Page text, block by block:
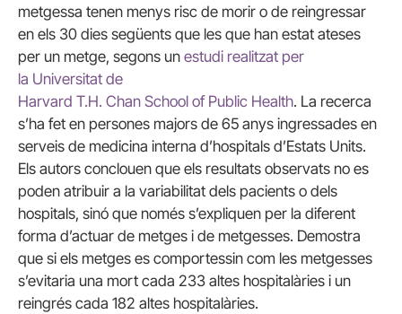
metgessa tenen menys risc de morir o de reingressar
en els 30 dies següents que les que han estat ateses
per un metge, segons un estudi realitzat per
la Universitat de
Harvard T.H. Chan School of Public Health. La recerca
s’ha fet en persones majors de 65 anys ingressades en
serveis de medicina interna d’hospitals d’Estats Units.
Els autors conclouen que els resultats observats no es
poden atribuir a la variabilitat dels pacients o dels
hospitals, sinó que només s’expliquen per la diferent
forma d’actuar de metges i de metgesses. Demostra
que si els metges es comportessin com les metgesses
s’evitaria una mort cada 233 altes hospitalàries i un
reingrés cada 182 altes hospitalàries.